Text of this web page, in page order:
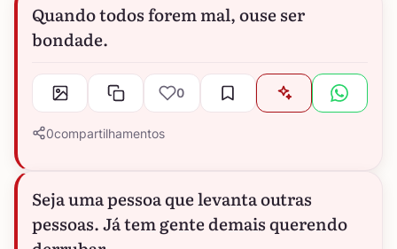
Quando todos forem mal, ouse ser
bondade.
0
0compartilhamentos
Seja uma pessoa que levanta outras
pessoas. Já tem gente demais querendo